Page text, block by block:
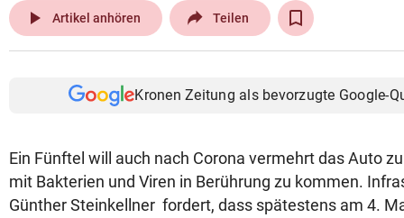
play_arrow Artikel anhören Teilen
Kronen Zeitung als bevorzugte Google-
Ein Fünftel will auch nach Corona vermehrt das Auto
mit Bakterien und Viren in Berührung zu kommen.
Günther Steinkellner fordert, dass spätestens am 4.